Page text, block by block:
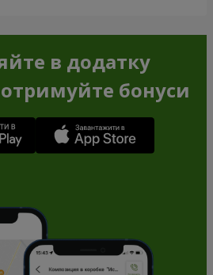
в додатку
отримуйте бонуси